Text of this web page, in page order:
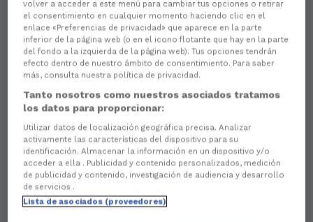
Aún no hay reacciones. ¡Sé el primero!
ElRacing Club Ferrol y Álvaro Giménez han llegado
a un acuerdo para prolongar su vinculación, por lo
que el jugador ilicitano seguirá vistiendo de verde la
próxima temporada.
volver a acceder a este menú para cambiar tus opciones o retirar
el consentimiento en cualquier momento haciendo clic en el
enlace «Preferencias de privacidad» que aparece en la parte
inferior de la página web (o en el icono flotante que hay en la parte
del fondo a la izquierda de la página web). Tus opciones tendrán
efecto dentro de nuestro ámbito de consentimiento. Para saber
más, consulta nuestra política de privacidad.
Tanto nosotros como nuestros asociados tratamos
los datos para proporcionar:
Utilizar datos de localización geográfica precisa. Analizar
activamente las características del dispositivo para su
identificación. Almacenar la información en un dispositivo y/o
acceder a ella . Publicidad y contenido personalizados, medición
de publicidad y contenido, investigación de audiencia y desarrollo
de servicios .
Lista de asociados (proveedores)